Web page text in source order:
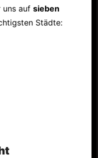
uns auf sieben
Städte: